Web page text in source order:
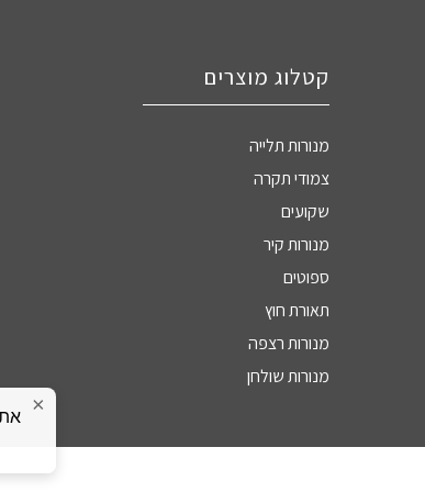
קטלוג מוצרים
מנורות תלייה
צמודי תקרה
שקועים
מנורות קיר
ספוטים
תאורת חוץ
מנורות רצפה
מנורות שולחן
×